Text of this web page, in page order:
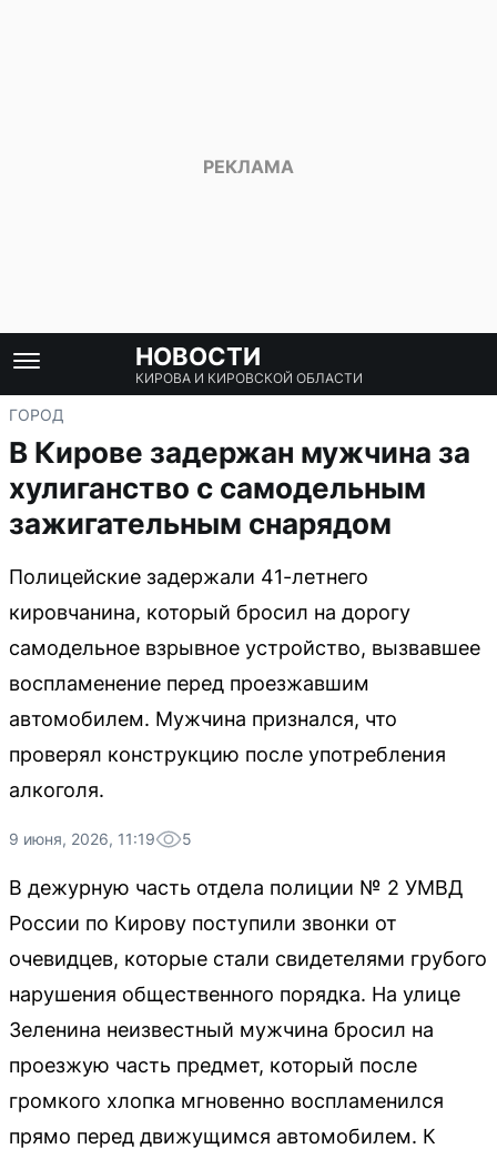
НОВОСТИ
КИРОВА И КИРОВСКОЙ ОБЛАСТИ
ГОРОД
В Кирове задержан мужчина за
хулиганство с самодельным
зажигательным снарядом
Полицейские задержали 41-летнего
кировчанина, который бросил на дорогу
самодельное взрывное устройство, вызвавшее
воспламенение перед проезжавшим
автомобилем. Мужчина признался, что
проверял конструкцию после употребления
алкоголя.
9 июня, 2026, 11:19 5
В дежурную часть отдела полиции № 2 УМВД
России по Кирову поступили звонки от
очевидцев, которые стали свидетелями грубого
нарушения общественного порядка. На улице
Зеленина неизвестный мужчина бросил на
проезжую часть предмет, который после
громкого хлопка мгновенно воспламенился
прямо перед движущимся автомобилем. К